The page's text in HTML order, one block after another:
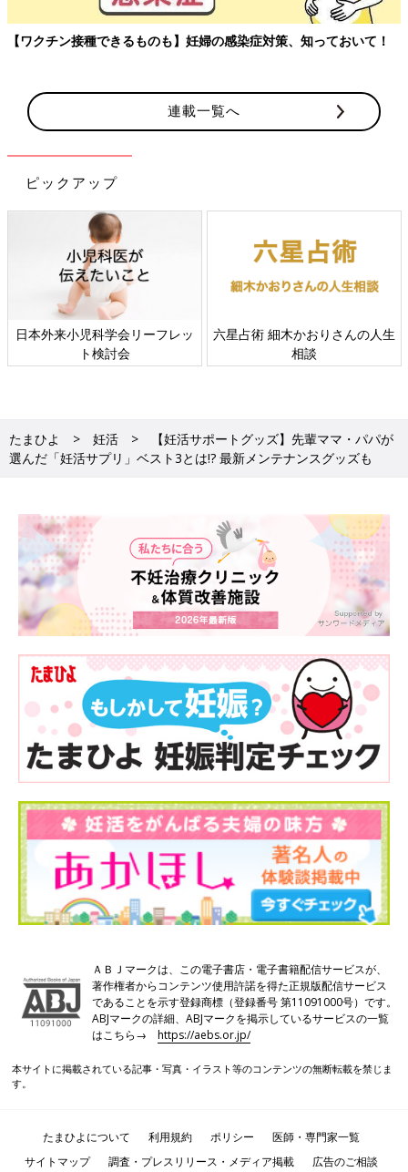
玉川大学教育学部教授、大豆生田先生に子どもたちの保育園でのリ
連載一覧へ
ピックアップ
すべての赤ちゃんや家族にとっ
て、よりよい社会・環境となる
赤ちゃんの肌トラブル、アレル
ギーについて
たまひよ 妊活
【妊活サポートグッズ】先輩ママ・パパが
選んだ「妊活サプリ」ベスト3とは!? 最新メンテナンスグッズも
ＡＢＪマークは、この電子書店・電子書籍配信サービスが、
著作権者からコンテンツ使用許諾を得た正規版配信サービス
であることを示す登録商標（登録番号 第11091000号）です。
ABJマークの詳細、ABJマークを掲示しているサービスの一覧
はこちら→https://aebs.or.jp/
本サイトに掲載されている記事・写真・イラスト等のコンテンツの無断転載を禁じま
す。
たまひよについて 利用規約 ポリシー
医師・専門家一覧
サイトマップ
調査・プレスリリース・メディア掲載 広告のご相談